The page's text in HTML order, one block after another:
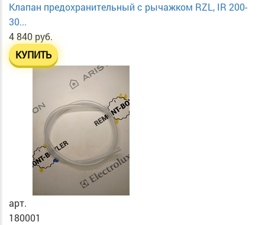
Клапан предохранительный с рычажком RZL, IR 200-
30...
4 840 руб.
КУПИТЬ
арт.
180001